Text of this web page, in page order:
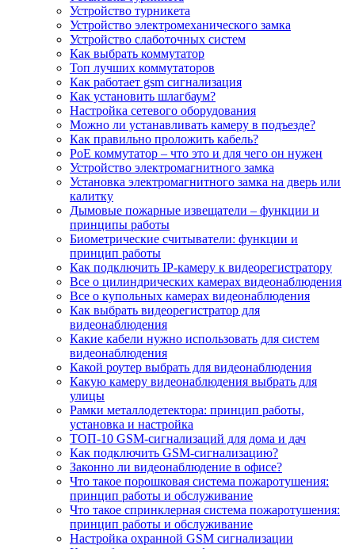
Устройство турникета
Устройство электромеханического замка
Устройство слаботочных систем
Как выбрать коммутатор
Топ лучших коммутаторов
Как работает gsm сигнализация
Как установить шлагбаум?
Настройка сетевого оборудования
Можно ли устанавливать камеру в подъезде?
Как правильно проложить кабель?
PoE коммутатор – что это и для чего он нужен
Устройство электромагнитного замка
Установка электромагнитного замка на дверь или
калитку
Дымовые пожарные извещатели – функции и
принципы работы
Биометрические считыватели: функции и
принцип работы
Как подключить IP-камеру к видеорегистратору
Все о цилиндрических камерах видеонаблюдения
Все о купольных камерах видеонаблюдения
Как выбрать видеорегистратор для
видеонаблюдения
Какие кабели нужно использовать для систем
видеонаблюдения
Какой роутер выбрать для видеонаблюдения
Какую камеру видеонаблюдения выбрать для
улицы
Рамки металлодетектора: принцип работы,
установка и настройка
ТОП-10 GSM-сигнализаций для дома и дач
Как подключить GSM-сигнализацию?
Законно ли видеонаблюдение в офисе?
Что такое порошковая система пожаротушения:
принцип работы и обслуживание
Что такое спринклерная система пожаротушения:
принцип работы и обслуживание
Настройка охранной GSM сигнализации